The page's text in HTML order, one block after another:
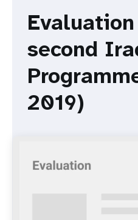
second
2019)